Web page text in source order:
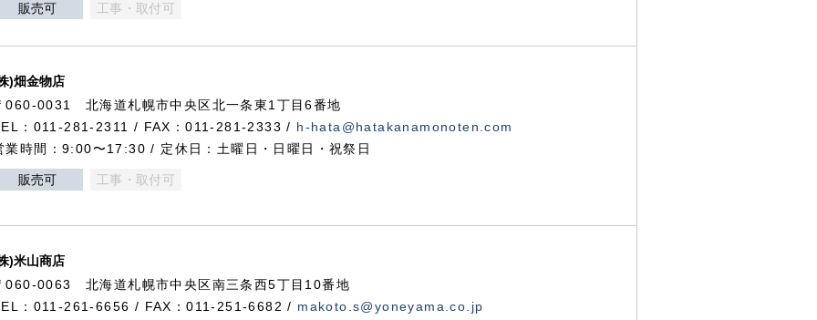
販売可 工事・取付可
)畑金物店
060-0031 北海道札幌市中央区北一条東1丁目6番地
：011-281-2311 / FAX：011-281-2333 / h-hata@hatakanamonoten.com
業時間：9:00〜17:30 / 定休日：土曜日・日曜日・祝祭日
販売可 工事・取付可
)米山商店
060-0063 北海道札幌市中央区南三条西5丁目10番地
：011-261-6656 / FAX：011-251-6682 / makoto.s@yoneyama.co.jp